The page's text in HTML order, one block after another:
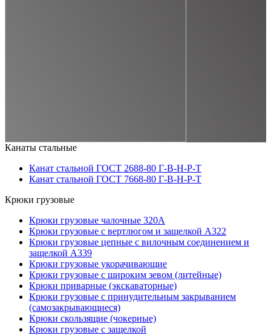
Канаты стальные
Канат стальной ГОСТ 2688-80 Г-В-Н-Р-Т
Канат стальной ГОСТ 7668-80 Г-В-Н-Р-Т
Крюки грузовые
Крюки грузовые чалочные 320А
Крюки грузовые с вертлюгом и защелкой А322
Крюки грузовые цепные с вилочным соединением и
защелкой А339
Крюки грузовые укорачивающие
Крюки грузовые с широким зевом (литейные)
Крюки приварные (экскаваторные)
Крюки грузовые с принудительным закрыванием
(самозакрывающиеся)
Крюки скользящие (чокерные)
Крюки грузовые с защелкой